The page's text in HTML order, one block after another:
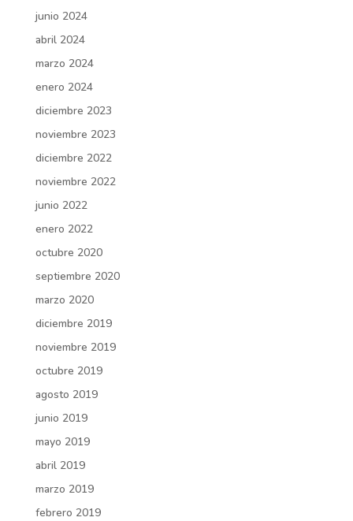
junio 2024
abril 2024
marzo 2024
enero 2024
diciembre 2023
noviembre 2023
diciembre 2022
noviembre 2022
junio 2022
enero 2022
octubre 2020
septiembre 2020
marzo 2020
diciembre 2019
noviembre 2019
octubre 2019
agosto 2019
junio 2019
mayo 2019
abril 2019
marzo 2019
febrero 2019